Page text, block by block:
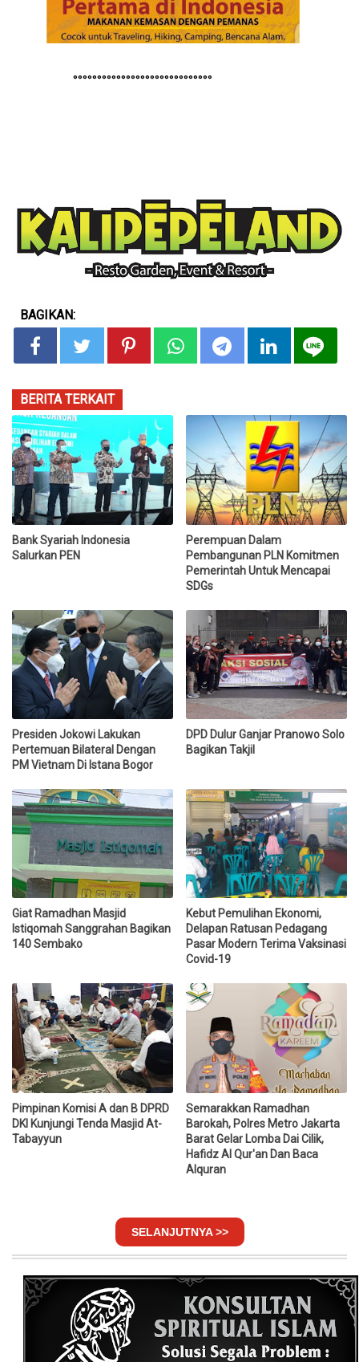
°°°°°°°°°°°°°°°°°°°°°°°°°°°°°
BAGIKAN:
BERITA TERKAIT
Bank Syariah Indonesia
Salurkan PEN
Perempuan Dalam
Pembangunan PLN Komitmen
Pemerintah Untuk Mencapai
SDGs
Presiden Jokowi Lakukan
Pertemuan Bilateral Dengan
PM Vietnam Di Istana Bogor
DPD Dulur Ganjar Pranowo Solo
Bagikan Takjil
Giat Ramadhan Masjid
Istiqomah Sanggrahan Bagikan
140 Sembako
Kebut Pemulihan Ekonomi,
Delapan Ratusan Pedagang
Pasar Modern Terima Vaksinasi
Covid-19
Pimpinan Komisi A dan B DPRD
DKI Kunjungi Tenda Masjid At-
Tabayyun
Semarakkan Ramadhan
Barokah, Polres Metro Jakarta
Barat Gelar Lomba Dai Cilik,
Hafidz Al Qur'an Dan Baca
Alquran
SELANJUTNYA >>